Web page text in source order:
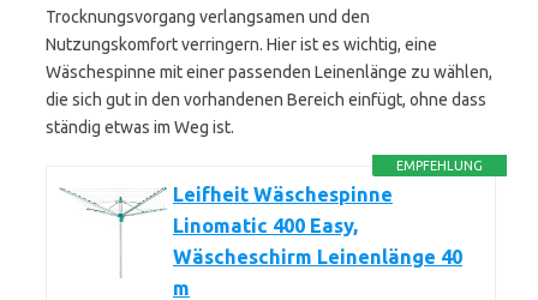
Trocknungsvorgang verlangsamen und den
Nutzungskomfort verringern. Hier ist es wichtig, eine
Wäschespinne mit einer passenden Leinenlänge zu wählen,
die sich gut in den vorhandenen Bereich einfügt, ohne dass
ständig etwas im Weg ist.
EMPFEHLUNG
Leifheit Wäschespinne
Linomatic 400 Easy,
Wäscheschirm Leinenlänge 40
m